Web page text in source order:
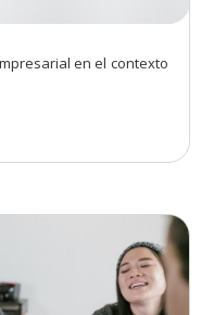
en el contexto